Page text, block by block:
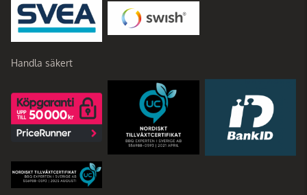
Handla säkert